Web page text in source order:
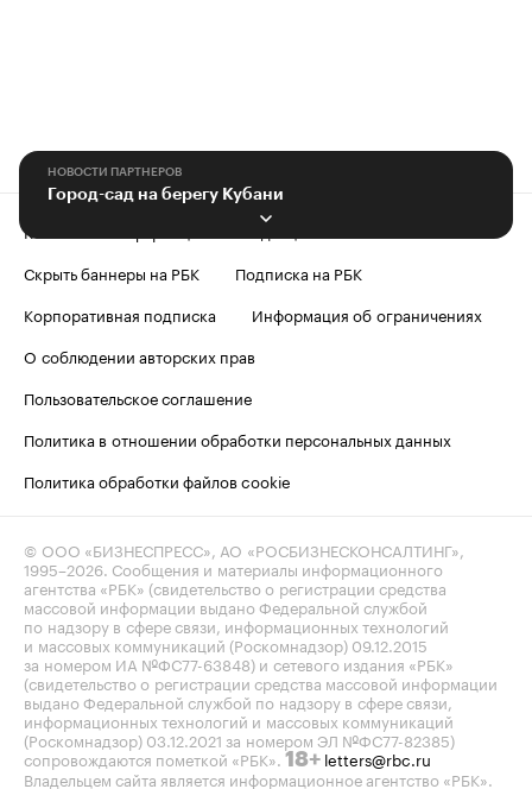
НОВОСТИ ПАРТНЕРОВ
Город-сад на берегу Кубани
Контактная информация
Редакция
Скрыть баннеры на РБК
Подписка на РБК
Корпоративная подписка
Информация об ограничениях
О соблюдении авторских прав
Пользовательское соглашение
Политика в отношении обработки персональных данных
Политика обработки файлов cookie
© ООО «БИЗНЕСПРЕСС», АО «РОСБИЗНЕСКОНСАЛТИНГ»,
1995–2026 . Сообщения и материалы информационного
агентства «РБК» (свидетельство о регистрации средства
массовой информации выдано Федеральной службой
по надзору в сфере связи, информационных технологий
и массовых коммуникаций (Роскомнадзор) 09.12.2015
за номером ИА №ФС77-63848) и сетевого издания «РБК»
(свидетельство о регистрации средства массовой информации
выдано Федеральной службой по надзору в сфере связи,
информационных технологий и массовых коммуникаций
(Роскомнадзор) 03.12.2021 за номером ЭЛ №ФС77-82385)
сопровождаются пометкой «РБК». 18+ letters@rbc.ru
Владельцем сайта является информационное агентство «РБК».